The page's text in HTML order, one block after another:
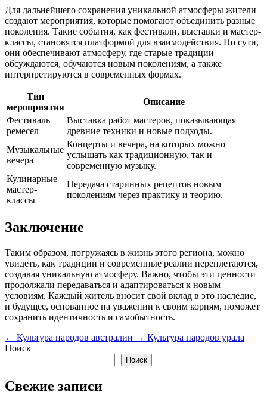
Для дальнейшего сохранения уникальной атмосферы жители
создают мероприятия, которые помогают объединить разные
поколения. Такие события, как фестивали, выставки и мастер-
классы, становятся платформой для взаимодействия. По сути,
они обеспечивают атмосферу, где старые традиции
обсуждаются, обучаются новым поколениям, а также
интерпретируются в современных формах.
Тип
мероприятия
Описание
Фестиваль
ремесел
Выставка работ мастеров, показывающая
древние техники и новые подходы.
Музыкальные
вечера
Концерты и вечера, на которых можно
услышать как традиционную, так и
современную музыку.
Кулинарные
мастер-
классы
Передача старинных рецептов новым
поколениям через практику и теорию.
Заключение
Таким образом, погружаясь в жизнь этого региона, можно
увидеть, как традиции и современные реалии переплетаются,
создавая уникальную атмосферу. Важно, чтобы эти ценности
продолжали передаваться и адаптироваться к новым
условиям. Каждый житель вносит свой вклад в это наследие,
и будущее, основанное на уважении к своим корням, поможет
сохранить идентичность и самобытность.
← Культура народов австралии → Культура народов урала
Поиск
Поиск
Свежие записи